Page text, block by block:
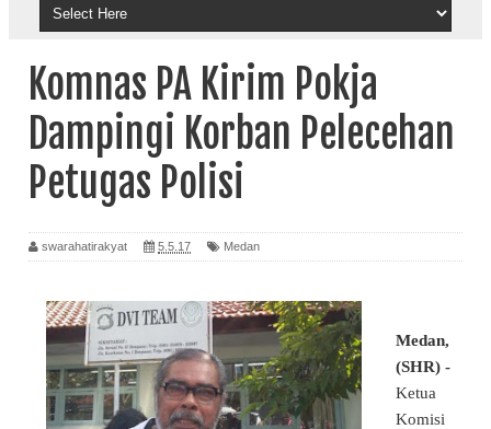
Komnas PA Kirim Pokja
Dampingi Korban Pelecehan
Petugas Polisi
swarahatirakyat 5.5.17 Medan
Medan,
(SHR) -
Ketua
Komisi